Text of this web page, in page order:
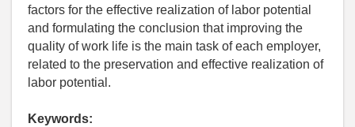
factors for the effective realization of labor potential
and formulating the conclusion that improving the
quality of work life is the main task of each employer,
related to the preservation and effective realization of
labor potential.
Keywords: